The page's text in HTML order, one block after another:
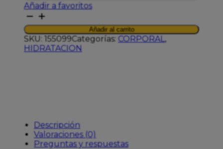
Añadir a favoritos
NEUTROGENA
LOCION
HIDRAT
PROFUNDA
750
Añadir al carrito
SKU: 155099Categorías: CORPORAL,
HIDRATACION
Descripción
Valoraciones (0)
Preguntas y respuestas